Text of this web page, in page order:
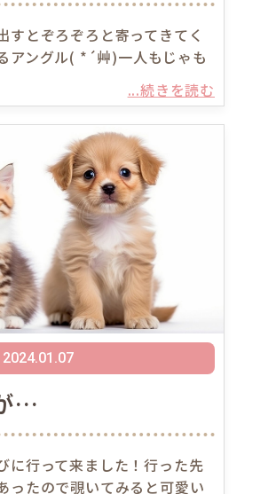
すとぞろぞろと寄ってきてく
アングル( *´艸)一人もじゃも
...続きを読む
2024.01.07
…
に行って来ました！行った先
ったので覗いてみると可愛い